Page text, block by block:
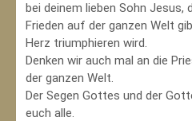
bei deinem lieben Sohn Jesus,
Frieden auf der ganzen Welt
Herz triumphieren wird.
Denken wir auch mal an die
der ganzen Welt.
Der Segen Gottes und der
euch alle.